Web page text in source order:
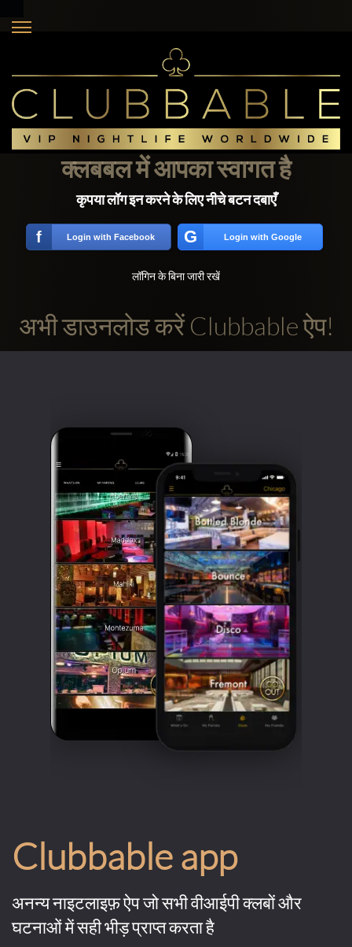
Clubbable
सामाजिक
क्लबबल में आपका स्वागत है
कृपया लॉग इन करने के लिए नीचे बटन दबाएँ
f Login with Facebook G Login with Google
लॉगिन के बिना जारी रखें
अभी डाउनलोड करें Clubbable ऐप!
Clubbable app
अनन्य नाइटलाइफ़ ऐप जो सभी वीआईपी क्लबों और
घटनाओं में सही भीड़ प्राप्त करता है